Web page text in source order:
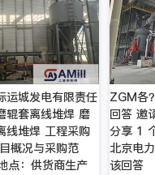
运城发电有限责任
辊套离线堆焊 磨
线堆焊 工程采购
概况与采购范
点：供货商生产
ZGM各
回答 邀
分享 1
北京电
该回答